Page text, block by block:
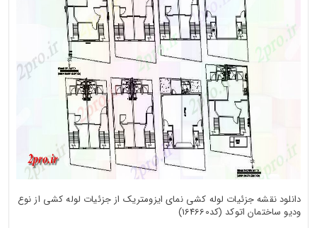
دانلود نقشه جزئیات لوله کشی نمای ایزومتریک از جزئیات لوله کشی از نوع
ودیو ساختمان اتوکد (کد164660)